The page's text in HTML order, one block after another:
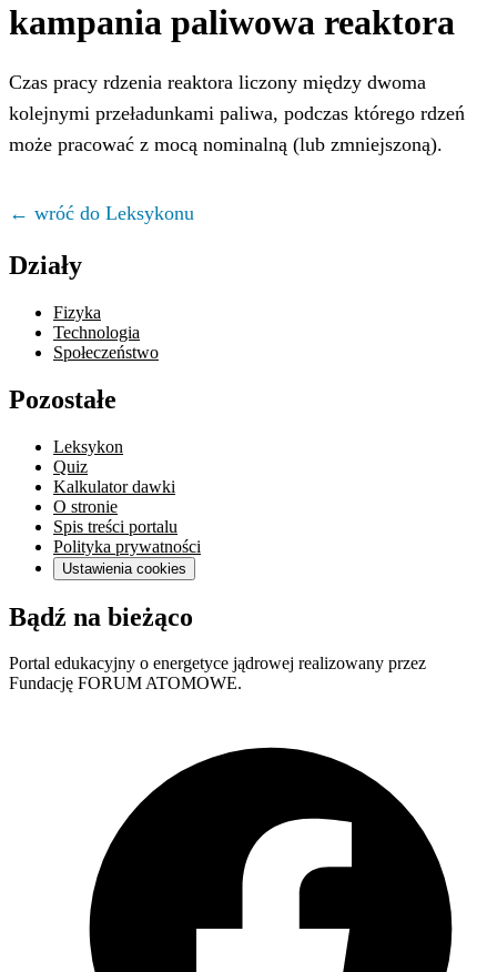
kampania paliwowa reaktora
Czas pracy rdzenia reaktora liczony między dwoma
kolejnymi przeładunkami paliwa, podczas którego rdzeń
może pracować z mocą nominalną (lub zmniejszoną).
← wróć do Leksykonu
Działy
Fizyka
Technologia
Społeczeństwo
Pozostałe
Leksykon
Quiz
Kalkulator dawki
O stronie
Spis treści portalu
Polityka prywatności
Ustawienia cookies
Bądź na bieżąco
Portal edukacyjny o energetyce jądrowej realizowany przez
Fundację FORUM ATOMOWE.